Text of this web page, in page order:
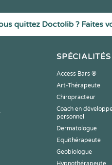
quittez Doctolib ? Faites
SPÉCIALITÉS
Access Bars ®
Art-Thérapeute
Chiropracteur
Coach en
personnel
Dermatologue
Equithérapeute
Geobiologue
Hypnothérapeute